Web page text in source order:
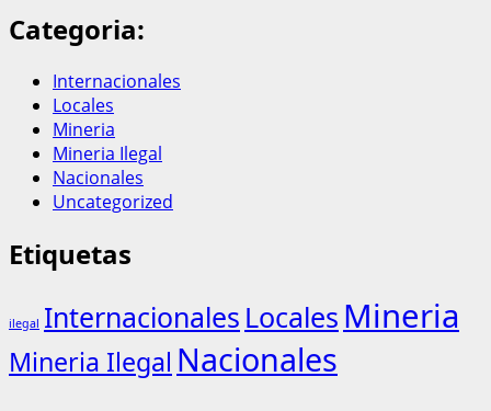
Categoria:
Internacionales
Locales
Mineria
Mineria Ilegal
Nacionales
Uncategorized
Etiquetas
ilegal Internacionales Locales Mineria
Mineria Ilegal Nacionales